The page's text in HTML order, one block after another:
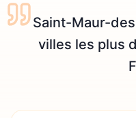
Saint-Maur-
villes les plus